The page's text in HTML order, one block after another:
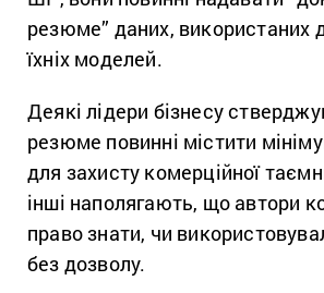
резюме” даних, використаних
їхніх моделей.
Деякі лідери бізнесу
резюме повинні містити
для захисту комерційної
інші наполягають, що автори
право знати, чи
без дозволу.